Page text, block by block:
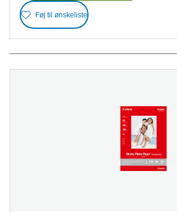
Føj til ønskeliste